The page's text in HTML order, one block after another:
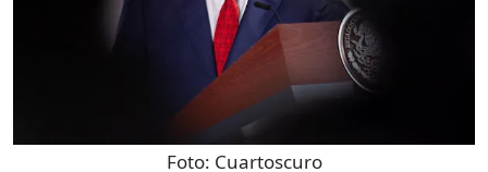
Foto: Cuartoscuro